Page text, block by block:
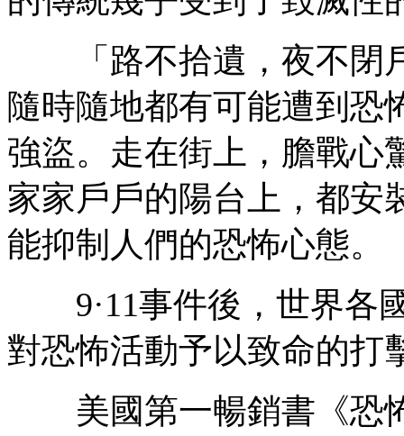
「路不拾遺，夜不閉
隨時隨地都有可能遭到恐
強盜。走在街上，膽戰心
家家戶戶的陽台上，都安
能抑制人們的恐怖心態。
9·11事件後，世界各
對恐怖活動予以致命的打
美國第一暢銷書《恐